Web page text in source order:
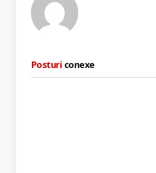
Posturi conexe